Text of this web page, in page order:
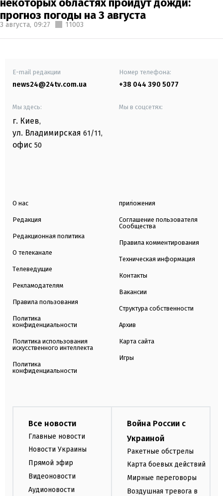
прогноз погоды на 3 августа
3 августа, 09:27 11003
E-mail редакции
news24@24tv.com.ua
Номер телефона:
+38 044 390 5077
Мы здесь:
г. Киев,
ул. Владимирская 61/11,
офис 50
Мы в соцсетях:
О нас
Редакция
Редакционная политика
О телеканале
Телеведущие
Рекламодателям
Правила пользования
Политика
конфиденциальности
Политика использования
искусственного интеллекта
Политика
конфиденциальности
приложения
Соглашение пользователя
Сообщества
Правила комментирования
Техническая информация
Контакты
Вакансии
Структура собственности
Архив
Карта сайта
Игры
Все новости
Главные новости
Новости Украины
Прямой эфир
Видеоновости
Аудионовости
Война России с
Украиной
Ракетные обстрелы
Карта боевых действий
Мирные переговоры
Воздушная тревога в